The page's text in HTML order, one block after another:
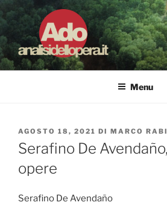
Salta
al
contenuto
ADO ANALISI
Osservare le opere d'arte per capirle e
Menu
PUBBLICATO
IL
AGOSTO 18, 2021 DI MARCO
Serafino De
opere
Serafino De Avendaño